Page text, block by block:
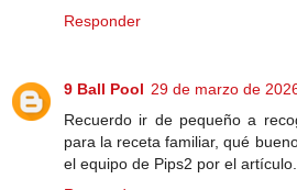
Responder
9 Ball Pool 29 de marzo de
Recuerdo ir de pequeño a
para la receta familiar, qué
el equipo de Pips2 por el artículo.